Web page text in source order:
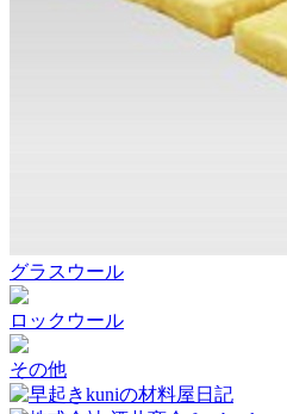
グラスウール
ロックウール
その他